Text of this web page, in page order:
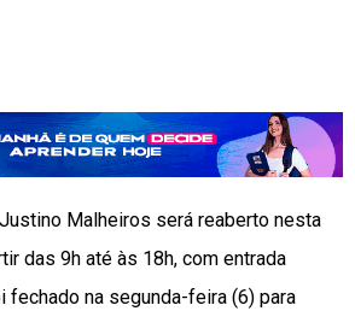
Malheiros será reaberto nesta
das 9h até às 18h, com entrada
fechado na segunda-feira (6) para